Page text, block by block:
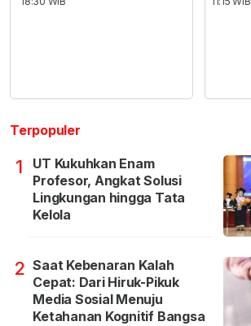
Terpopuler
1
UT Kukuhkan Enam
Profesor, Angkat Solusi
Lingkungan hingga Tata
Kelola
2 Saat Kebenaran Kalah
Cepat: Dari Hiruk-Pikuk
Media Sosial Menuju
Ketahanan Kognitif Bangsa